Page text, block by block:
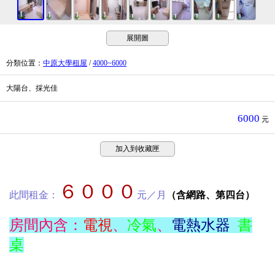
展開圖
分類位置 ： 中原大學租屋 /4000~6000
大陽台、採光佳
6000 元
加入到收藏匣
此間租金： ６０００ 元／月 （含網路、第四台）
房間內含： 電視、 冷氣、 電熱水器 書
桌